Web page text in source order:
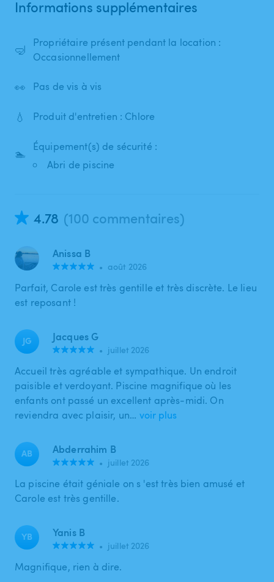
Informations supplémentaires
🤿
Propriétaire présent pendant la location :
Occasionnellement
👀 Pas de vis à vis
💧 Produit d'entretien : Chlore
🏊
Équipement(s) de sécurité :
Abri de piscine
4.78 (100 commentaires)
Anissa B
• août 2026
Parfait, Carole est très gentille et très discrète. Le lieu
est reposant !
JG Jacques G
• juillet 2026
Accueil très agréable et sympathique. Un endroit
paisible et verdoyant. Piscine magnifique où les
enfants ont passé un excellent après-midi. On
reviendra avec plaisir, un… voir plus
AB Abderrahim B
• juillet 2026
La piscine était géniale on s 'est très bien amusé et
Carole est très gentille.
YB Yanis B
• juillet 2026
Magnifique, rien à dire.